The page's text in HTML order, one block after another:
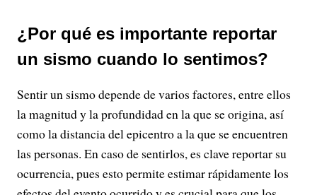
¿Por qué es importante reportar
un sismo cuando lo sentimos?
Sentir un sismo depende de varios factores, entre ellos
la magnitud y la profundidad en la que se origina, así
como la distancia del epicentro a la que se encuentren
las personas. En caso de sentirlos, es clave reportar su
ocurrencia, pues esto permite estimar rápidamente los